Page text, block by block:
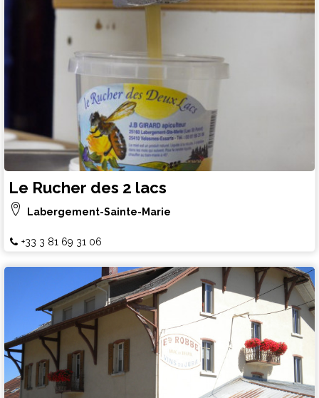
Le Rucher des 2 lacs
Labergement-Sainte-Marie
+33 3 81 69 31 06